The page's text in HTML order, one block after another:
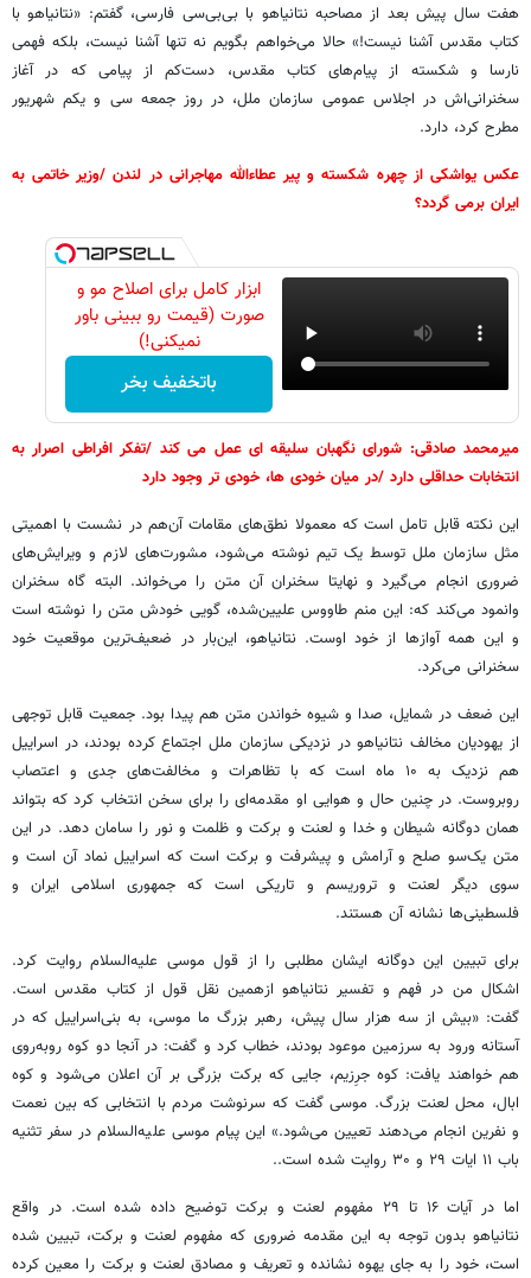
هفت سال پیش بعد از مصاحبه نتانیاهو با بی‌بی‌سی فارسی، گفتم: «نتانیاهو با
کتاب مقدس آشنا نیست!» حالا می‌خواهم بگویم نه تنها آشنا نیست، بلکه فهمی
نارسا و شکسته از پیام‌های کتاب مقدس، دست‌کم از پیامی که در آغاز
سخنرانی‌اش در اجلاس عمومی سازمان ملل، در روز جمعه سی و یکم شهریور
مطرح کرد، دارد.
عکس یواشکی از چهره شکسته و پیر عطاءالله مهاجرانی در لندن /وزیر خاتمی به
ایران برمی گردد؟
ابزار کامل برای اصلاح مو و
صورت (قیمت رو ببینی باور
نمیکنی!)
باتخفیف بخر
میرمحمد صادقی: شورای نگهبان سلیقه ای عمل می کند /تفکر افراطی اصرار به
انتخابات حداقلی دارد /در میان خودی ها، خودی تر وجود دارد
این نکته قابل تامل است که معمولا نطق‌های مقامات آن‌هم در نشست با اهمیتی
مثل سازمان ملل توسط یک تیم نوشته می‌شود، مشورت‌های لازم و ویرایش‌های
ضروری انجام می‌گیرد و نهایتا سخنران آن متن را می‌خواند. البته گاه سخنران
وانمود می‌کند که: این منم طاووس علیین‌شده، گویی خودش متن را نوشته است
و این همه آوازها از خود اوست. نتانیاهو، این‌بار در ضعیف‌ترین موقعیت خود
سخنرانی می‌کرد.
این ضعف در شمایل، صدا و شیوه خواندن متن هم پیدا بود. جمعیت قابل توجهی
از یهودیان مخالف نتانیاهو در نزدیکی سازمان ملل اجتماع کرده بودند، در اسراییل
هم نزدیک به ۱۰ ماه است که با تظاهرات و مخالفت‌های جدی و اعتصاب
روبروست. در چنین حال و هوایی او مقدمه‌ای را برای سخن انتخاب کرد که بتواند
همان دوگانه شیطان و خدا و لعنت و برکت و ظلمت و نور را سامان دهد. در این
متن یک‌سو صلح و آرامش و پیشرفت و برکت است که اسراییل نماد آن است و
سوی دیگر لعنت و تروریسم و تاریکی است که جمهوری اسلامی ایران و
فلسطینی‌ها نشانه آن هستند.
برای تبیین این دوگانه ایشان مطلبی را از قول موسی علیه‌السلام روایت کرد.
اشکال من در فهم و تفسیر نتانیاهو ازهمین نقل قول از کتاب مقدس است.
گفت: «بیش از سه هزار سال پیش، رهبر بزرگ ما موسی، به بنی‌اسراییل که در
آستانه ورود به سرزمین موعود بودند، خطاب کرد و گفت: در آنجا دو کوه روبه‌روی
هم خواهند یافت: کوه جرِزیم، جایی که برکت بزرگی بر آن اعلان می‌شود و کوه
ابال، محل لعنت بزرگ. موسی گفت که سرنوشت مردم با انتخابی که بین نعمت
و نفرین انجام می‌دهند تعیین می‌شود.» این پیام موسی علیه‌السلام در سفر تثنیه
باب ۱۱ ایات ۲۹ و ۳۰ روایت شده است..
اما در آیات ۱۶ تا ۲۹ مفهوم لعنت و برکت توضیح داده شده است. در واقع
نتانیاهو بدون توجه به این مقدمه ضروری که مفهوم لعنت و برکت، تبیین شده
است، خود را به جای یهوه نشانده و تعریف و مصادق لعنت و برکت را معین کرده